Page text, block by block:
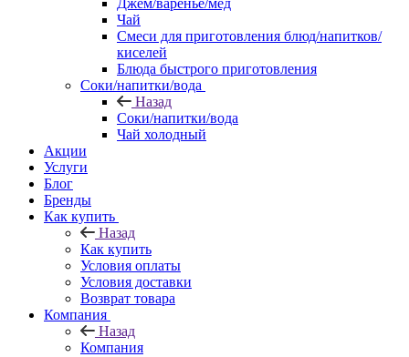
Джем/варенье/мед
Чай
Смеси для приготовления блюд/напитков/
киселей
Блюда быстрого приготовления
Соки/напитки/вода
Назад
Соки/напитки/вода
Чай холодный
Акции
Услуги
Блог
Бренды
Как купить
Назад
Как купить
Условия оплаты
Условия доставки
Возврат товара
Компания
Назад
Компания